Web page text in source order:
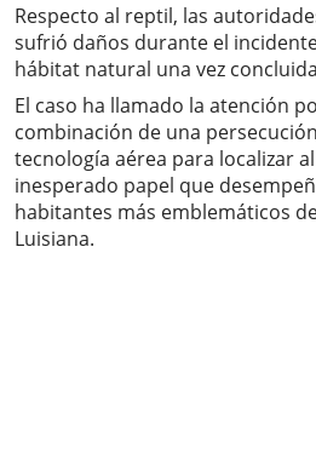
Respecto al reptil, las
sufrió daños durante el
hábitat natural una vez
El caso ha llamado la atención
combinación de una
tecnología aérea para localizar
inesperado papel que
habitantes más emblemáticos
Luisiana.